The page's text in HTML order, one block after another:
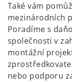
Také vám
mezinárodních
Poradíme s
společnosti v
montážní
nebo podporu